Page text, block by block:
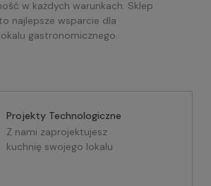
w każdych warunkach. Sklep
najlepsze wsparcie dla
gastronomicznego.
Projekty Technologiczne
Z nami zaprojektujesz
kuchnię swojego lokalu